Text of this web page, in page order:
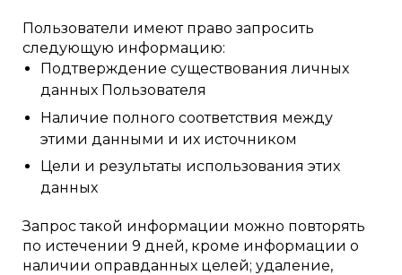
Пользователи имеют право запросить
следующую информацию:
Подтверждение существования личных
данных Пользователя
Наличие полного соответствия между
этими данными и их источником
Цели и результаты использования этих
данных
Запрос такой информации можно повторять
по истечении 9 дней, кроме информации о
наличии оправданных целей; удаление,